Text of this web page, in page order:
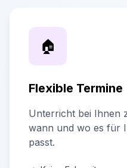
🏠
Flexible Termine
Unterricht bei Ihnen
wann und wo es für
passt.